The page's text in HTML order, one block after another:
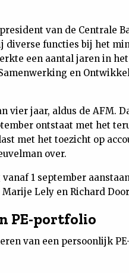
van de Centrale
diverse functies bij het
een aantal jaren in
en
vier jaar, aldus de AFM.
ontstaat met het
met het toezicht op
over.
1 september
Lely en Richard
PE-portfolio
van een persoonlijk